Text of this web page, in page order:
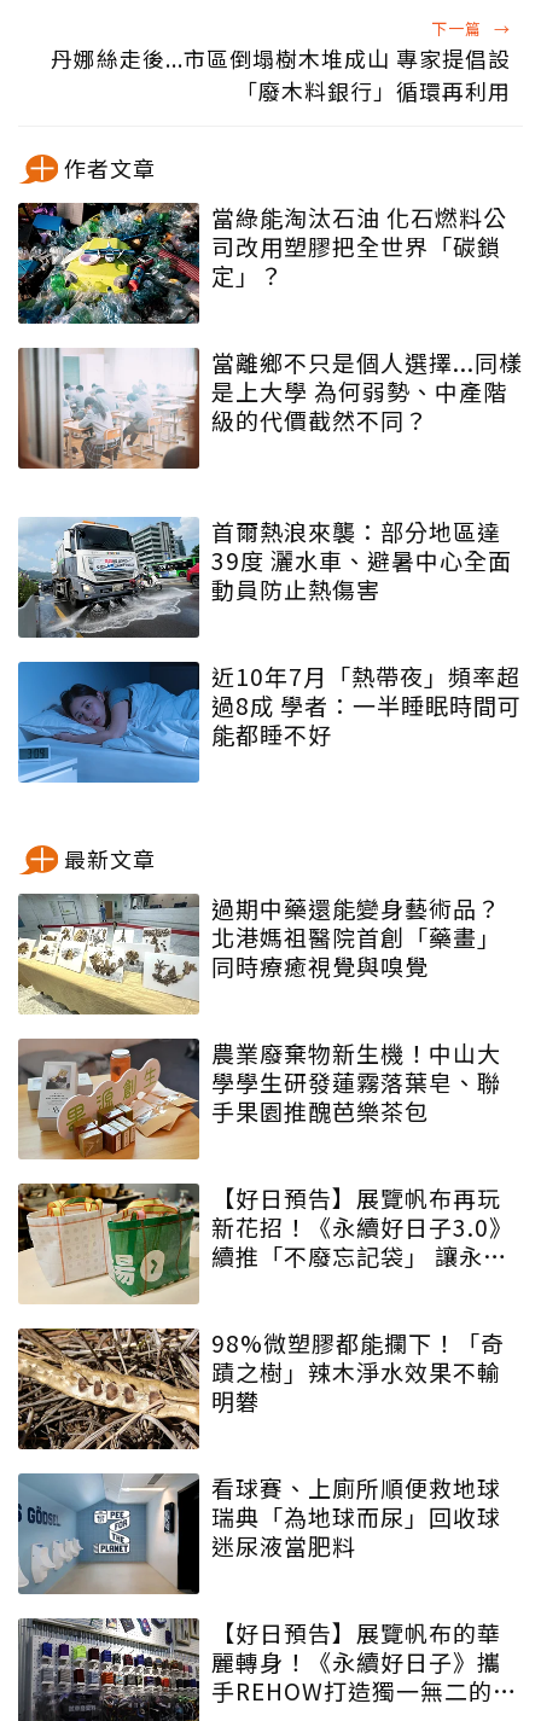
下一篇 →
丹娜絲走後...市區倒塌樹木堆成山 專家提倡設
「廢木料銀行」循環再利用
作者文章
當綠能淘汰石油 化石燃料公
司改用塑膠把全世界「碳鎖
定」？
當離鄉不只是個人選擇...同樣
是上大學 為何弱勢、中產階
級的代價截然不同？
首爾熱浪來襲：部分地區達
39度 灑水車、避暑中心全面
動員防止熱傷害
近10年7月「熱帶夜」頻率超
過8成 學者：一半睡眠時間可
能都睡不好
最新文章
過期中藥還能變身藝術品？
北港媽祖醫院首創「藥畫」
同時療癒視覺與嗅覺
農業廢棄物新生機！中山大
學學生研發蓮霧落葉皂、聯
手果園推醜芭樂茶包
【好日預告】展覽帆布再玩
新花招！《永續好日子3.0》
續推「不廢忘記袋」 讓永續
98%微塑膠都能攔下！「奇
蹟之樹」辣木淨水效果不輸
明礬
看球賽、上廁所順便救地球
瑞典「為地球而尿」回收球
迷尿液當肥料
【好日預告】展覽帆布的華
麗轉身！《永續好日子》攜
手REHOW打造獨一無二的